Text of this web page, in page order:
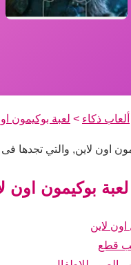
ألعاب ذكاء > لعبة بوكيمون
اون لاين, والتي تجدها
بوكيمون اون
اون لاين
قطع